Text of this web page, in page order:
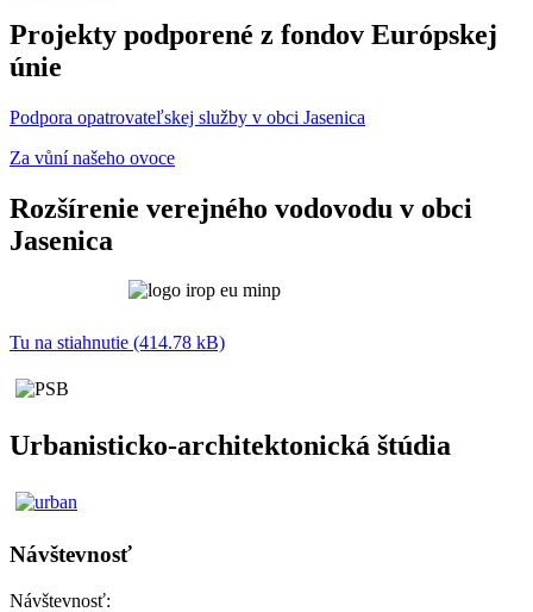
Projekty podporené z fondov Európskej
únie
Podpora opatrovateľskej služby v obci Jasenica
Za vůní našeho ovoce
Rozšírenie verejného vodovodu v obci
Jasenica
Tu na stiahnutie (414.78 kB)
Urbanisticko-architektonická štúdia
Návštevnosť
Návštevnosť: